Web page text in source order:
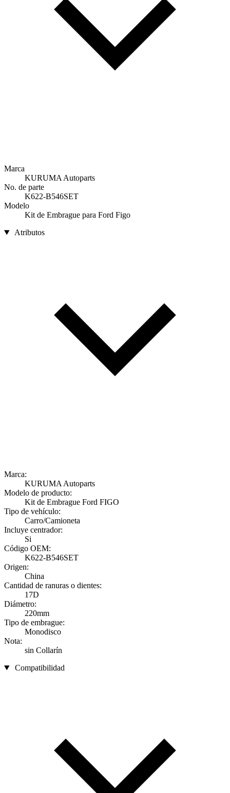
Marca
KURUMA Autoparts
No. de parte
K622-B546SET
Modelo
Kit de Embrague para Ford Figo
Atributos
Marca:
KURUMA Autoparts
Modelo de producto:
Kit de Embrague Ford FIGO
Tipo de vehículo:
Carro/Camioneta
Incluye centrador:
Si
Código OEM:
K622-B546SET
Origen:
China
Cantidad de ranuras o dientes:
17D
Diámetro:
220mm
Tipo de embrague:
Monodisco
Nota:
sin Collarín
Compatibilidad